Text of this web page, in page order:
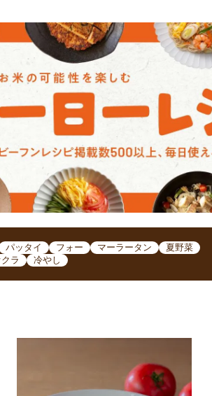
パッタイ フォー マーラータン
夏野菜
ラ 冷やし